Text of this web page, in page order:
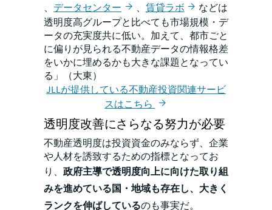
、 データセンター 、 賃貸ラボ
などは
透明度高グループと比べても市場規模・デ
ータの充実度共に低い。加えて、都市ごと
に偏りが見られる不動産データの情報格差
をいかに埋めるかも大きな課題となってい
る」（大東）
JLLが提供している不動産投資関連サービ
スはこちら
透明度改善にさらなる努力が必要
不動産透明度は投資資金のみならず、企業
や人材を誘致するための指標となってお
り、 政府主導で透明度向上に向けた取り組
みを進めている国・地域も存在し、大きく
ランクを伸ばしているのも事実だ。